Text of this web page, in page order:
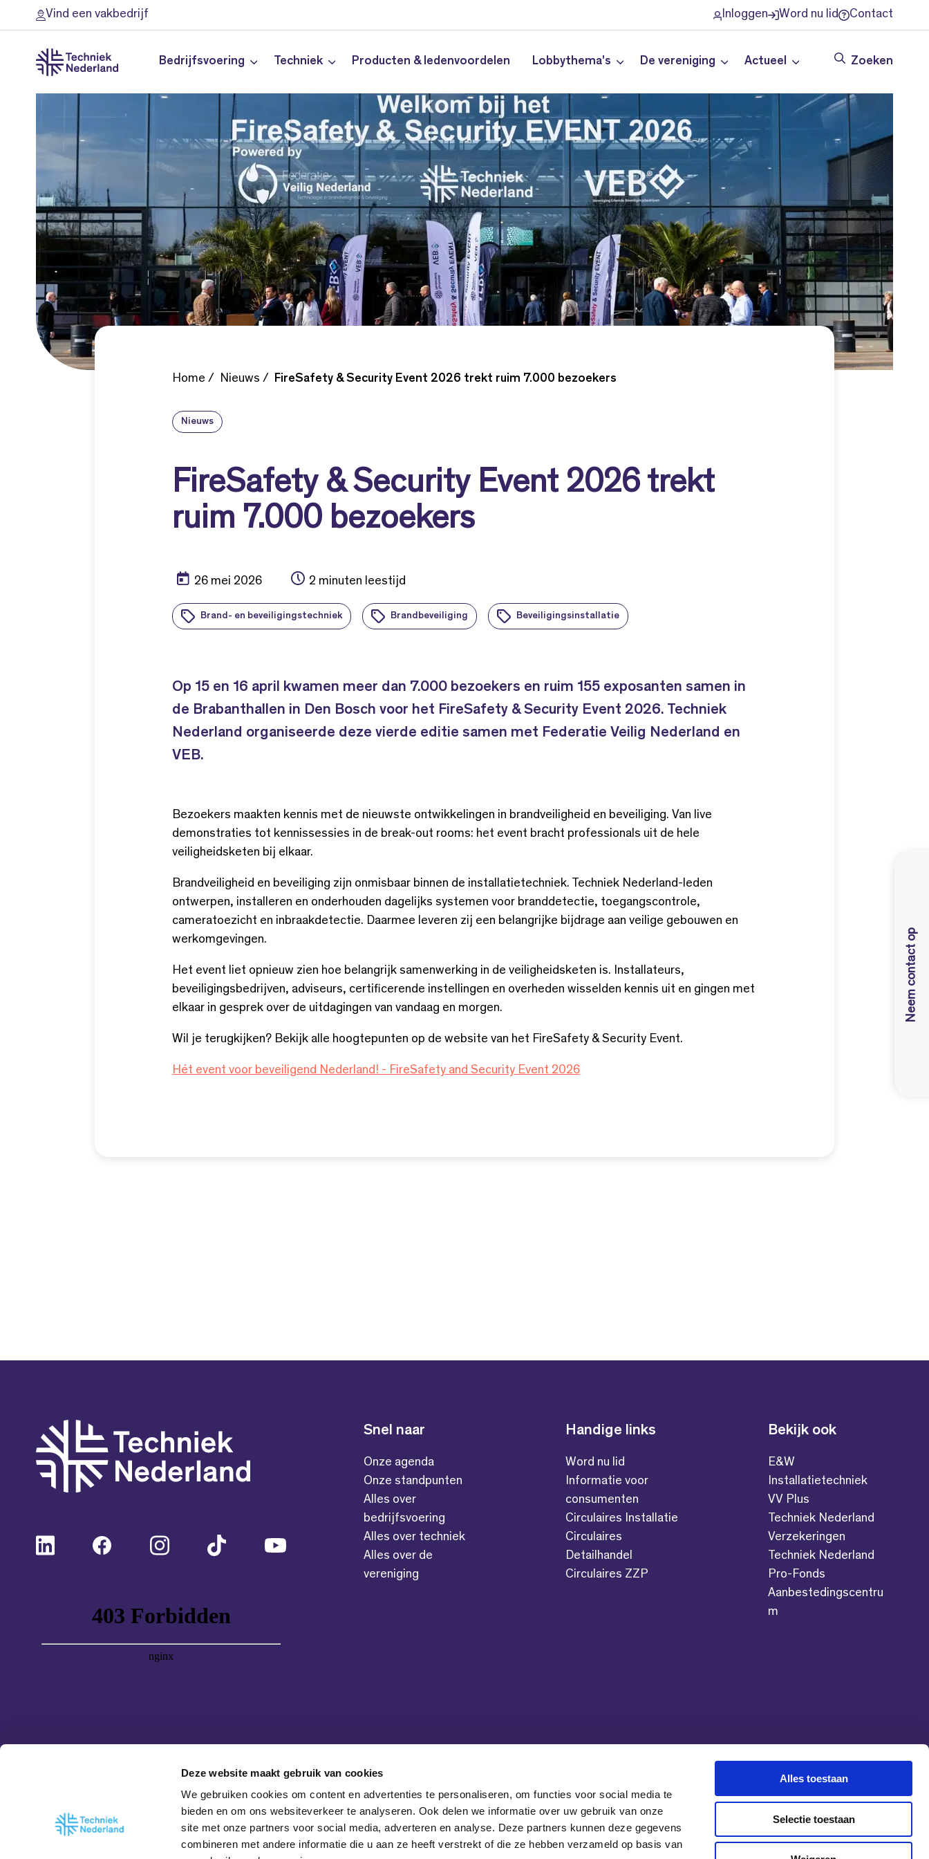
Deze website maakt gebruik van cookies
We gebruiken cookies om content en advertenties te personaliseren, om functies voor social media te
bieden en om ons websiteverkeer te analyseren. Ook delen we informatie over uw gebruik van onze
site met onze partners voor social media, adverteren en analyse. Deze partners kunnen deze gegevens
combineren met andere informatie die u aan ze heeft verstrekt of die ze hebben verzameld op basis van
Alles toestaan
Selectie toestaan
Vind een vakbedrijf Inloggen Word nu lid Contact
Bedrijfsvoering Techniek Producten & ledenvoordelen Lobbythema's De vereniging Actueel Zoeken
Home Nieuws FireSafety & Security Event 2026 trekt ruim 7.000 bezoekers
Nieuws
FireSafety & Security Event 2026 trekt
ruim 7.000 bezoekers
26 mei 2026 2 minuten leestijd
Brand- en beveiligingstechniek Brandbeveiliging Beveiligingsinstallatie
Op 15 en 16 april kwamen meer dan 7.000 bezoekers en ruim 155 exposanten samen in
de Brabanthallen in Den Bosch voor het FireSafety & Security Event 2026. Techniek
Nederland organiseerde deze vierde editie samen met Federatie Veilig Nederland en
VEB.
Bezoekers maakten kennis met de nieuwste ontwikkelingen in brandveiligheid en beveiliging. Van live
demonstraties tot kennissessies in de break-out rooms: het event bracht professionals uit de hele
veiligheidsketen bij elkaar.
Brandveiligheid en beveiliging zijn onmisbaar binnen de installatietechniek. Techniek Nederland-leden
ontwerpen, installeren en onderhouden dagelijks systemen voor branddetectie, toegangscontrole,
cameratoezicht en inbraakdetectie. Daarmee leveren zij een belangrijke bijdrage aan veilige gebouwen en
werkomgevingen.
Het event liet opnieuw zien hoe belangrijk samenwerking in de veiligheidsketen is. Installateurs,
beveiligingsbedrijven, adviseurs, certificerende instellingen en overheden wisselden kennis uit en gingen met
elkaar in gesprek over de uitdagingen van vandaag en morgen.
Wil je terugkijken? Bekijk alle hoogtepunten op de website van het FireSafety & Security Event.
Hét event voor beveiligend Nederland! - FireSafety and Security Event 2026
Neem contact op
Snel naar
Onze agenda
Onze standpunten
Alles over
bedrijfsvoering
Alles over techniek
Alles over de
vereniging
Handige links
Word nu lid
Informatie voor
consumenten
Circulaires Installatie
Circulaires
Detailhandel
Circulaires ZZP
Bekijk ook
E&W
Installatietechniek
VV Plus
Techniek Nederland
Verzekeringen
Techniek Nederland
Pro-Fonds
Aanbestedingscentru
m